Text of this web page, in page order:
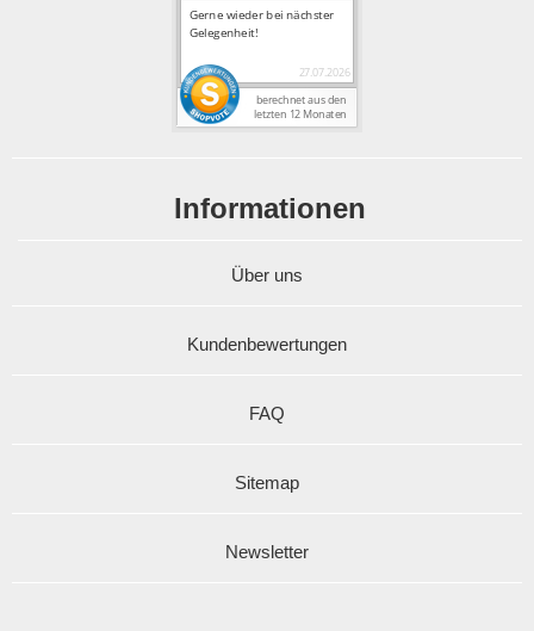
Informationen
Über uns
Kundenbewertungen
FAQ
Sitemap
Newsletter